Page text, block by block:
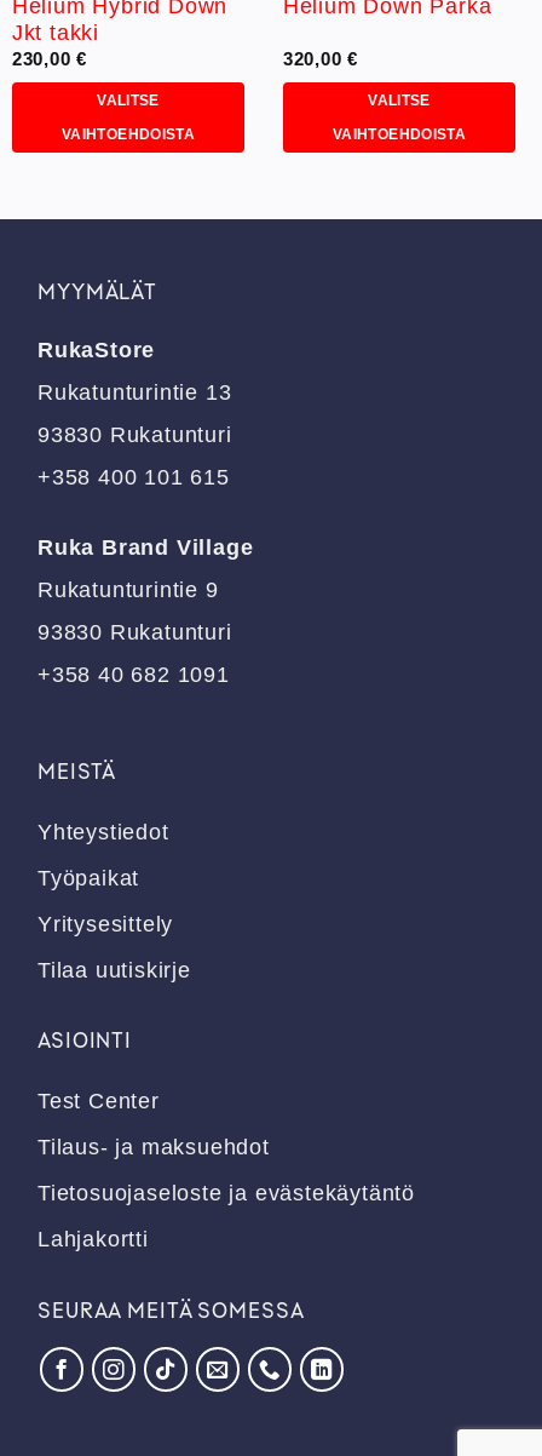
Helium Hybrid Down
Jkt takki
230,00€
VALITSE
VAIHTOEHDOISTA
on
Voit
valinnat
sivulla.
Helium Down Parka
320,00€
VALITSE
VAIHTOEHDOISTA
on
MYYMÄLÄT
RukaStore
Rukatunturintie 13
93830 Rukatunturi
+358 400 101 615
Ruka Brand Village
Rukatunturintie 9
93830 Rukatunturi
+358 40 682 1091
MEISTÄ
Yhteystiedot
Työpaikat
Yritysesittely
Tilaa uutiskirje
ASIOINTI
Test Center
Tilaus- ja maksuehdot
Tietosuojaseloste ja evästekäytäntö
Lahjakortti
SEURAA MEITÄ SOMESSA